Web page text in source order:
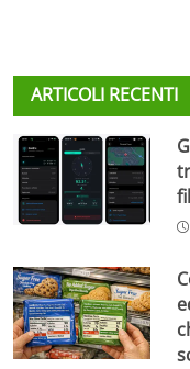
ARTICOLI RECENTI